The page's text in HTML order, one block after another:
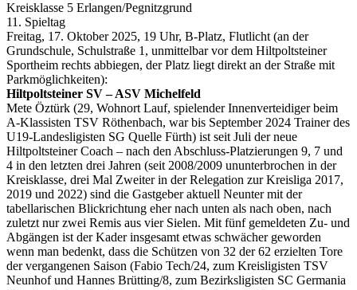
Kreisklasse 5 Erlangen/Pegnitzgrund
11. Spieltag
Freitag, 17. Oktober 2025, 19 Uhr, B-Platz, Flutlicht (an der
Grundschule, Schulstraße 1, unmittelbar vor dem Hiltpoltsteiner
Sportheim rechts abbiegen, der Platz liegt direkt an der Straße mit
Parkmöglichkeiten):
Hiltpoltsteiner SV – ASV Michelfeld
Mete Öztürk (29, Wohnort Lauf, spielender Innenverteidiger beim
A-Klassisten TSV Röthenbach, war bis September 2024 Trainer des
U19-Landesligisten SG Quelle Fürth) ist seit Juli der neue
Hiltpoltsteiner Coach – nach den Abschluss-Platzierungen 9, 7 und
4 in den letzten drei Jahren (seit 2008/2009 ununterbrochen in der
Kreisklasse, drei Mal Zweiter in der Relegation zur Kreisliga 2017,
2019 und 2022) sind die Gastgeber aktuell Neunter mit der
tabellarischen Blickrichtung eher nach unten als nach oben, nach
zuletzt nur zwei Remis aus vier Sielen. Mit fünf gemeldeten Zu- und
Abgängen ist der Kader insgesamt etwas schwächer geworden
wenn man bedenkt, dass die Schützen von 32 der 62 erzielten Tore
der vergangenen Saison (Fabio Tech/24, zum Kreisligisten TSV
Neunhof und Hannes Brütting/8, zum Bezirksligisten SC Germania